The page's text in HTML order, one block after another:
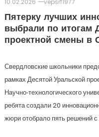
10.02.2026
vepsrf1977
Пятерку лучших
выбрали по итогам
проектной смены в
Свердловские школьники
рамках Десятой Уральской
Научно‑технологического
ребята создали 20
жюри отобрало пять решений